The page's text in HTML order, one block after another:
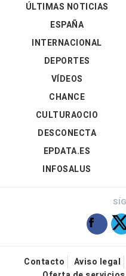
ÚLTIMAS NOTICIAS
ESPAÑA
INTERNACIONAL
DEPORTES
VÍDEOS
CHANCE
CULTURAOCIO
DESCONECTA
EPDATA.ES
INFOSALUS
Contacto Aviso legal